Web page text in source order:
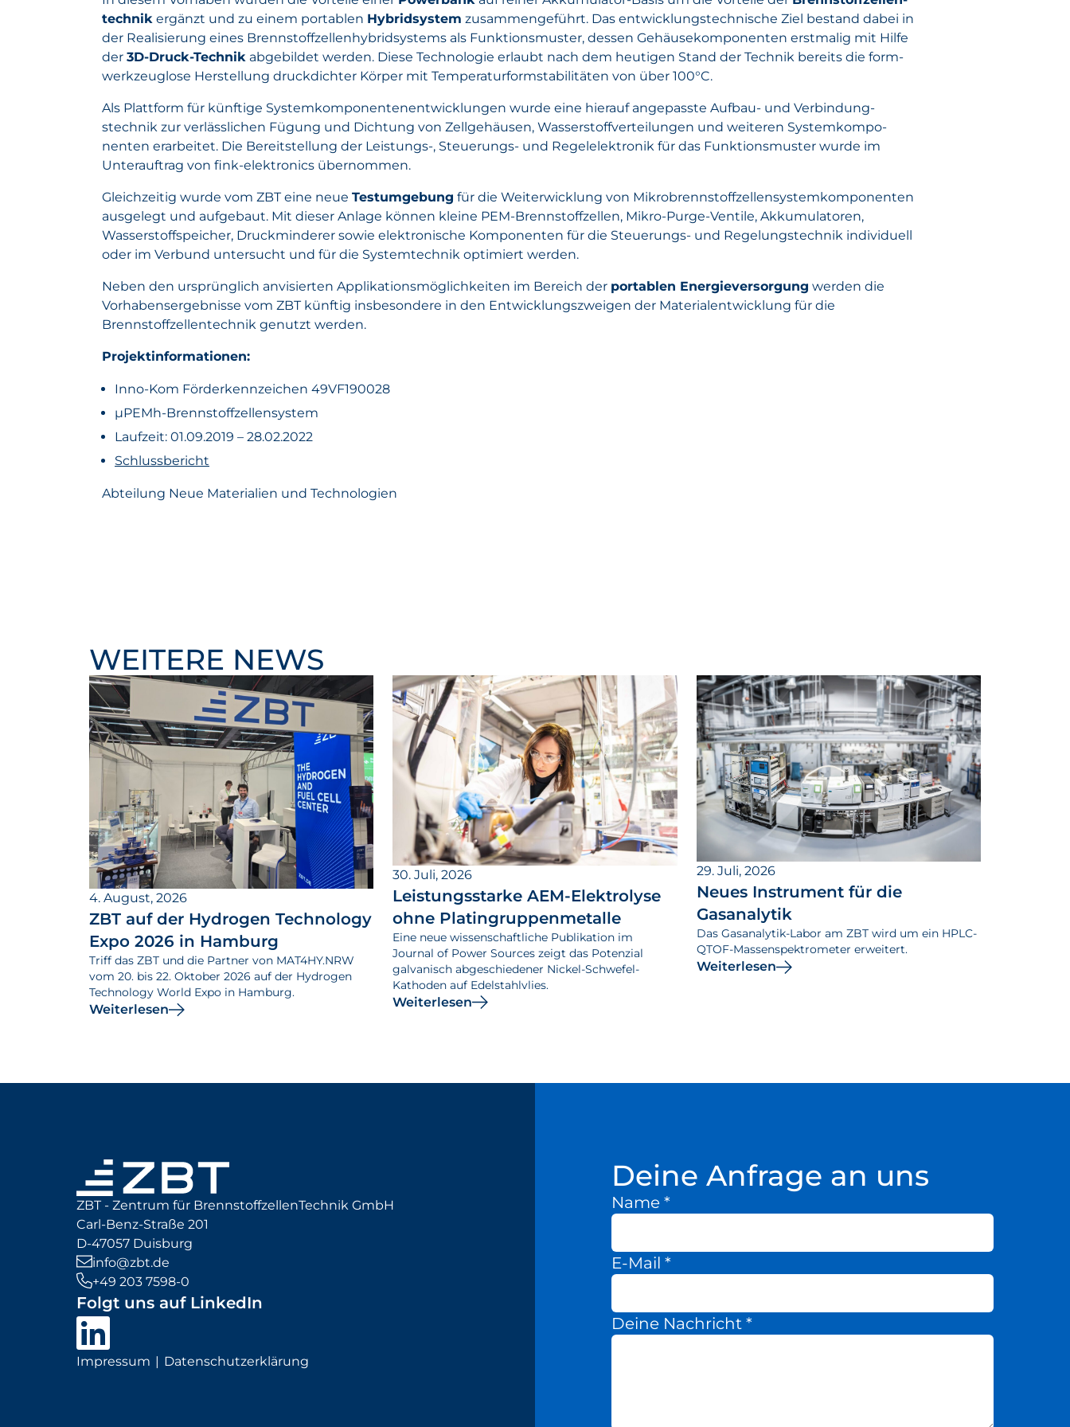
technik ergänzt und zu einem portablen Hybridsystem zusammengeführt. Das entwicklungs­technische Ziel bestand dabei in
der Realisierung eines Brenn­stoff­zellen­hybrid­systems als Funktions­muster, dessen Gehäuse­kompo­nenten erstmalig mit Hilfe
der 3D-Druck-Technik abgebildet werden. Diese Technologie erlaubt nach dem heutigen Stand der Technik bereits die form­
werk­zeug­lose Herstellung druckdichter Körper mit Temperatur­form­stabilitäten von über 100°C.
Als Plattform für künftige System­kompo­nentenent­wicklungen wurde eine hierauf angepasste Aufbau- und Verbindung­
stechnik zur verlässlichen Fügung und Dichtung von Zellgehäusen, Wasser­stoff­verteilungen und weiteren System­kompo­
nenten erarbeitet. Die Bereitstellung der Leistungs-, Steuerungs- und Regelelektronik für das Funktionsmuster wurde im
Unterauftrag von fink-elektronics übernommen.
Gleichzeitig wurde vom ZBT eine neue Testumgebung für die Weiterwicklung von Mikro­brenn­stoff­zellen­system­kompo­nenten
ausgelegt und aufgebaut. Mit dieser Anlage können kleine PEM-Brennstoffzellen, Mikro-Purge-Ventile, Akku­mulatoren,
Wasser­stoff­speicher, Druckminderer sowie elektronische Komponenten für die Steuerungs- und Regelungstechnik individuell
oder im Verbund untersucht und für die Systemtechnik optimiert werden.
Neben den ursprünglich anvisierten Applikations­möglich­keiten im Bereich der portablen Energie­versorgung werden die
Vorhabens­ergebnisse vom ZBT künftig insbesondere in den Entwicklungs­zweigen der Materialentwicklung für die
Brennstoffzellentechnik genutzt werden.
Projektinformationen:
Inno-Kom Förderkennzeichen 49VF190028
µPEMh-Brennstoffzellensystem
Laufzeit: 01.09.2019 – 28.02.2022
Schlussbericht
Abteilung Neue Materialien und Technologien
WEITERE NEWS
4. August, 2026
ZBT auf der Hydrogen Technology
Expo 2026 in Hamburg
Triff das ZBT und die Partner von MAT4HY.NRW
vom 20. bis 22. Oktober 2026 auf der Hydrogen
Technology World Expo in Hamburg.
Weiterlesen
30. Juli, 2026
Leistungsstarke AEM-Elektrolyse
ohne Platingruppenmetalle
Eine neue wissenschaftliche Publikation im
Journal of Power Sources zeigt das Potenzial
galvanisch abgeschiedener Nickel-Schwefel-
Kathoden auf Edelstahlvlies.
Weiterlesen
29. Juli, 2026
Neues Instrument für die
Gasanalytik
Das Gasanalytik-Labor am ZBT wird um ein HPLC-
QTOF-Massenspektrometer erweitert.
Weiterlesen
ZBT - Zentrum für BrennstoffzellenTechnik GmbH
Carl-Benz-Straße 201
D-47057 Duisburg
info@zbt.de
+49 203 7598-0
Folgt uns auf LinkedIn
Impressum Datenschutzerklärung
Deine Anfrage an uns
Name *
E-Mail *
Deine Nachricht *